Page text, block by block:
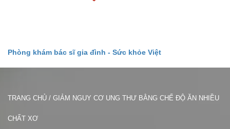
Phòng khám bác sĩ gia đình - Sức khỏe Việt
TRANG CHỦ / GIẢM NGUY CƠ UNG THƯ BẰNG CHẾ ĐỘ ĂN NHIỀU
CHẤT XƠ